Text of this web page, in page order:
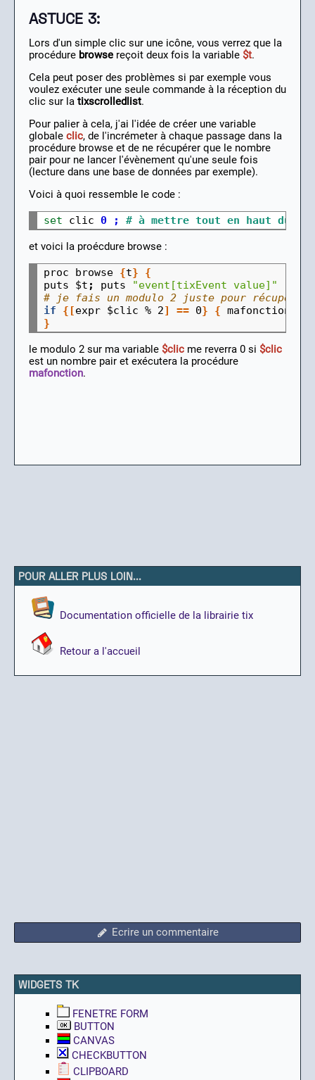
ASTUCE 3:
Lors d'un simple clic sur une icône, vous verrez que la
procédure browse reçoit deux fois la variable $t.
Cela peut poser des problèmes si par exemple vous
voulez exécuter une seule commande à la réception du
clic sur la tixscrolledlist.
Pour palier à cela, j'ai l'idée de créer une variable
globale clic, de l'incrémeter à chaque passage dans la
procédure browse et de ne récupérer que le nombre
pair pour ne lancer l'évènement qu'une seule fois
(lecture dans une base de données par exemple).
Voici à quoi ressemble le code :
set clic 0 ; # à mettre tout en haut du
et voici la proécdure browse :
proc browse {t}
{
puts $t ; puts "event[tixEvent value]"
# je fais un modulo 2 juste pour
if
{[expr $clic % 2] == 0} { mafonction
}
le modulo 2 sur ma variable $clic me reverra 0 si $clic
est un nombre pair et exécutera la procédure
mafonction.
POUR ALLER PLUS LOIN...
Documentation officielle de la librairie tix
Retour a l'accueil
Ecrire un commentaire
WIDGETS TK
FENETRE FORM
BUTTON
CANVAS
CHECKBUTTON
CLIPBOARD